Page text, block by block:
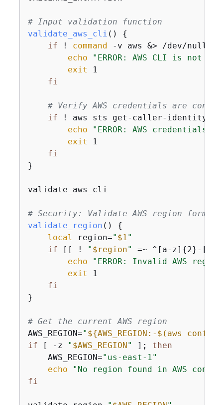
# Input validation function
validate_aws_cli () {
if ! command -v aws &> /dev/null;
echo
"ERROR: AWS CLI is not
exit 1
fi
# Verify AWS credentials are
if ! aws sts get-caller-identity
echo
"ERROR: AWS
exit 1
fi
}
validate_aws_cli
# Security: Validate AWS region format
validate_region () {
local region=" $1"
if [[ ! " $region" =~ ^[a-z] {2}-[a-
echo
"ERROR: Invalid AWS
exit 1
fi
}
# Get the current AWS region
AWS_REGION=" ${AWS_REGION:-$(aws
if [ -z " $AWS_REGION" ]; then
    AWS_REGION=
"us-east-1"
echo
"No region found in AWS
fi